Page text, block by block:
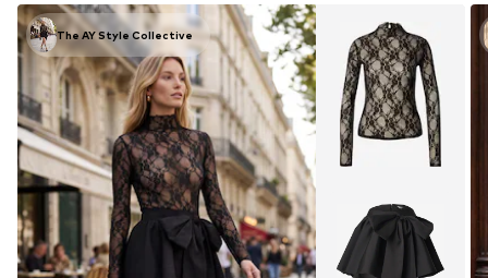
The AY Style Collective